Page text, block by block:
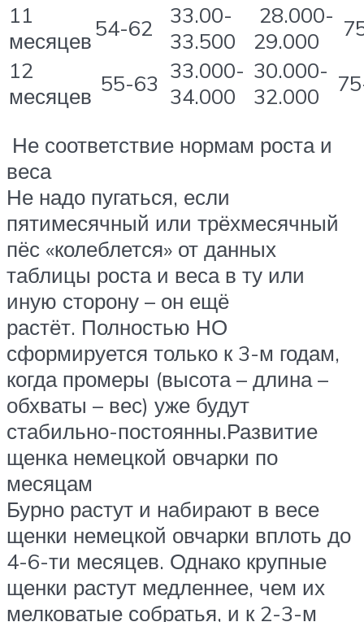
11
месяцев54-62
33.00-
33.500
28.000-
29.000
12
месяцев 55-63 33.000-
34.000
30.000-
32.000
Не соответствие нормам роста и
веса
Не надо пугаться, если
пятимесячный или трёхмесячный
пёс «колеблется» от данных
таблицы роста и веса в ту или
иную сторону – он ещё
растёт. Полностью НО
сформируется только к 3-м годам,
когда промеры (высота – длина –
обхваты – вес) уже будут
стабильно-постоянны.Развитие
щенка немецкой овчарки по
месяцам
Бурно растут и набирают в весе
щенки немецкой овчарки вплоть до
4-6-ти месяцев. Однако крупные
щенки растут медленнее, чем их
мелковатые собратья, и к 2-3-м